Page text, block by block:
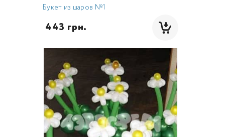
Букет из шаров №1
443 грн.